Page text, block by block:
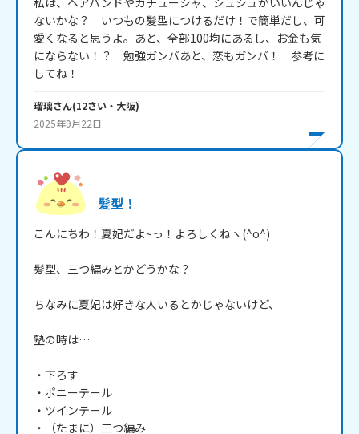
ないかな？　いつもの髪型につけるだけ！で簡単だし、可
愛くなると思うよ。あと、全部100均にあるし、お金も気
にならない！？　勉強ガンバあと、恋もガンバ！　参考に
してね！
瑠璃さん(12さい・ 大阪)
2025年9月22日
髪型！
こんにちわ！夏妃だよ~っ！よろしくねヽ(^o^)
髪型、三つ編みとかどうかな？
ちなみに夏妃は好きな人いるとかじゃないけど、
塾の時は…
・下ろす
・ポニーテール
・ツインテール
・（たまに）三つ編み